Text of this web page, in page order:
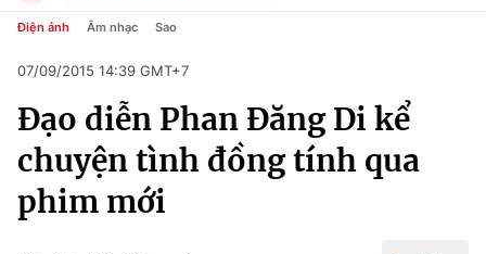
Chuyên mục
Chính trị
Xã hội
Chính trị
Pháp luật
Kinh tế
Thể thao
Truyền hình
Văn hóa - Giải trí
Điện ảnh Âm nhạc Sao
07/09/2015 14:39 GMT+7
Đạo diễn Phan Đăng Di kể
chuyện tình đồng tính qua
phim mới